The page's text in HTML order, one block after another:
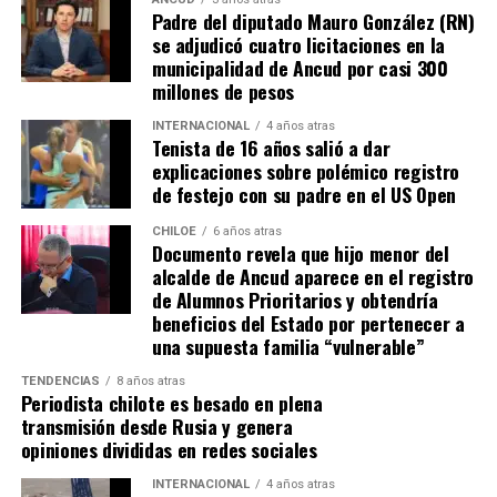
Tomás, los pasos siguen quemando los pies de Fernando
en pos de que cada kilómetro recorrido, signifique más
que una llegada a Santiago, un arribo a la cura de su hijo
Actualmente, Gómez se encuentra en Santiago
realizando trámites y participando como invitada en
distintos medios de comunicación. Aunque aún no tiene
una fecha exacta para su viaje a Estados Unidos, donde
se administra el medicamento, indicó que esperan
realizarlo «a mediados de junio».
Cabe destacar que, pese a que se logró reunir el dinero y,
por ende, la meta se cumplió, continúan circulando por
redes sociales, eventos a beneficios de Tomás Ross.
¿Como ayudar?
Instagram, Dante_contra_duchenne
Padre del diputado Mauro González (RN)
se adjudicó cuatro licitaciones en la
municipalidad de Ancud por casi 300
millones de pesos
INTERNACIONAL 4 años atras
Tenista de 16 años salió a dar
explicaciones sobre polémico registro
de festejo con su padre en el US Open
CHILOE 6 años atras
Documento revela que hijo menor del
alcalde de Ancud aparece en el registro
de Alumnos Prioritarios y obtendría
beneficios del Estado por pertenecer a
una supuesta familia “vulnerable”
TENDENCIAS 8 años atras
Periodista chilote es besado en plena
transmisión desde Rusia y genera
opiniones divididas en redes sociales
INTERNACIONAL 4 años atras